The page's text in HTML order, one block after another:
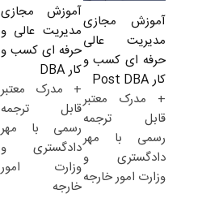
آموزش مجازی
مدیریت عالی
حرفه ای کسب و
کار Post DBA
+ مدرک معتبر
قابل ترجمه
رسمی با مهر
دادگستری و
وزارت امور خارجه
آموزش مجازی
مدیریت عالی و
حرفه ای کسب و
کار DBA
+ مدرک معتبر
قابل ترجمه
رسمی با مهر
دادگستری و
وزارت امور
خارجه